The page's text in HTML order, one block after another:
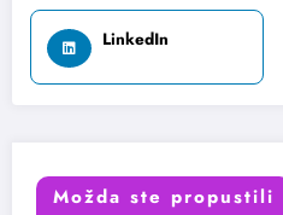
LinkedIn
Možda ste propustili